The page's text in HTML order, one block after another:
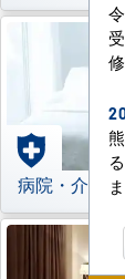
病院・介護